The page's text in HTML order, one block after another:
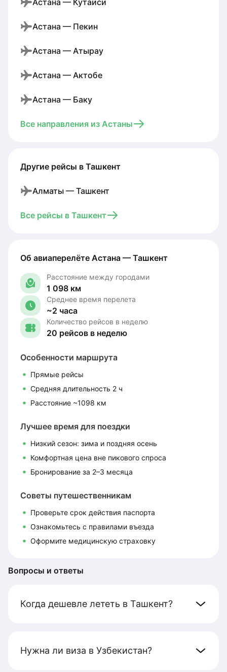
Астана — Кутаиси
Астана — Пекин
Астана — Атырау
Астана — Актобе
Астана — Баку
Все направления из Астаны
Другие рейсы в Ташкент
Алматы — Ташкент
Все рейсы в Ташкент
Об авиаперелёте Астана — Ташкент
Расстояние между городами
1 098 км
Среднее время перелета
~2 часа
Количество рейсов в неделю
20 рейсов в неделю
Особенности маршрута
Прямые рейсы
Средняя длительность 2 ч
Расстояние ~1098 км
Лучшее время для поездки
Низкий сезон: зима и поздняя осень
Комфортная цена вне пикового спроса
Бронирование за 2–3 месяца
Советы путешественникам
Проверьте срок действия паспорта
Ознакомьтесь с правилами въезда
Оформите медицинскую страховку
Вопросы и ответы
Когда дешевле лететь в Ташкент?
Нужна ли виза в Узбекистан?